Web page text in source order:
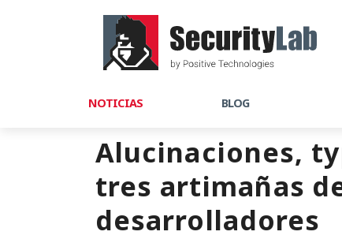
NOTICIAS BLOG
Alucinaciones,
tres artimañas
desarrolladores